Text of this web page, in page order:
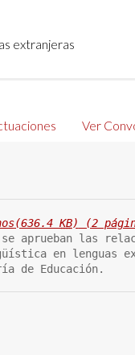
extranjeras
Ver
(636.4 KB) (2
aprueban las
en lenguas
de Educación.